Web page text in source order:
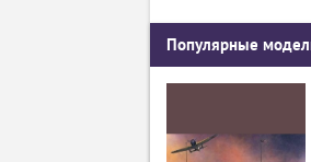
Популярные